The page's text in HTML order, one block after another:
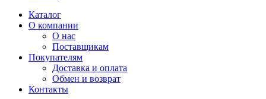
Каталог
О компании
О нас
Поставщикам
Покупателям
Доставка и оплата
Обмен и возврат
Контакты